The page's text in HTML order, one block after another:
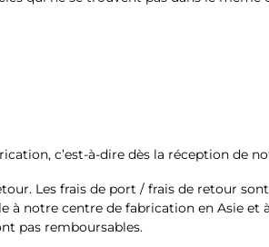
c’est-à-dire dès la réception de
Les frais de port / frais de retour
notre centre de fabrication en Asie et
pas remboursables.